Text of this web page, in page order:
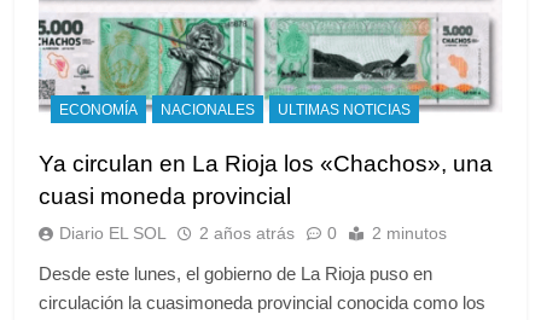
ECONOMÍA NACIONALES ULTIMAS NOTICIAS
Ya circulan en La Rioja los «Chachos», una
cuasi moneda provincial
Diario EL SOL 2 años atrás 0 2 minutos
Desde este lunes, el gobierno de La Rioja puso en
circulación la cuasimoneda provincial conocida como los